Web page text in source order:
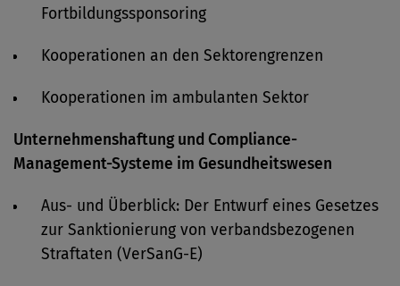
Fortbildungssponsoring
Kooperationen an den Sektorengrenzen
Kooperationen im ambulanten Sektor
Unternehmenshaftung und Compliance-
Management-Systeme im Gesundheitswesen
Aus- und Überblick: Der Entwurf eines Gesetzes
zur Sanktionierung von verbandsbezogenen
Straftaten (VerSanG-E)